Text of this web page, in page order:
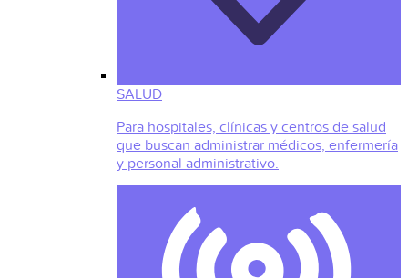
SALUD
Para hospitales, clínicas y centros de salud
que buscan administrar médicos, enfermería
y personal administrativo.